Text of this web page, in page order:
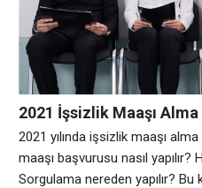
2021 İşsizlik Maaşı
Sorgulama Bilgileri
2021 yılında işsizlik maaşı
maaşı başvurusu nasıl
Sorgulama nereden yapılır?